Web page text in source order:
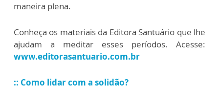
maneira plena.
Conheça os materiais da Editora Santuário que lhe
ajudam a meditar esses períodos. Acesse:
www.editorasantuario.com.br
:: Como lidar com a solidão?